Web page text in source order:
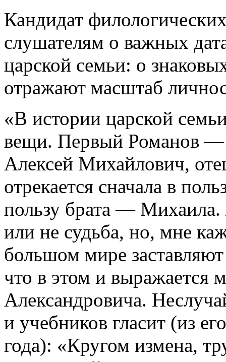
Кандидат
слушателям о важных
царской семьи: о
отражают масштаб
«В истории царской
вещи. Первый Романов
Алексей Михайлович,
отрекается сначала в
пользу брата —
или не судьба, но, мне
большом мире
что в этом и выражается
Александровича.
и учебников гласит (из
года): «Кругом измена,